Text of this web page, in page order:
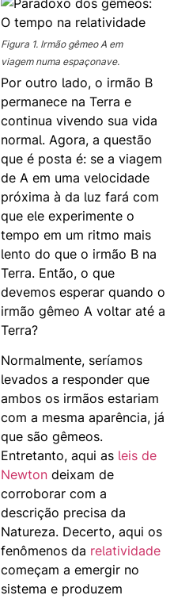
Figura 1. Irmão gêmeo A em
viagem numa espaçonave.
Por outro lado, o irmão B
permanece na Terra e
continua vivendo sua vida
normal. Agora, a questão
que é posta é: se a viagem
de A em uma velocidade
próxima à da luz fará com
que ele experimente o
tempo em um ritmo mais
lento do que o irmão B na
Terra. Então, o que
devemos esperar quando o
irmão gêmeo A voltar até a
Terra?
Normalmente, seríamos
levados a responder que
ambos os irmãos estariam
com a mesma aparência, já
que são gêmeos.
Entretanto, aqui as leis de
Newton deixam de
corroborar com a
descrição precisa da
Natureza. Decerto, aqui os
fenômenos da relatividade
começam a emergir no
sistema e produzem